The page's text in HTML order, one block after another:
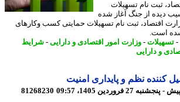
ثبت نام تسهیلات
از جنگ آغاز شده
ثبت نام تسهیلات حمایتی کسب وکارهای
است.
-وزارت امور اقتصادی و دارایی- شرایط
و دارایی
نظم و پایداری امنیت
81268230